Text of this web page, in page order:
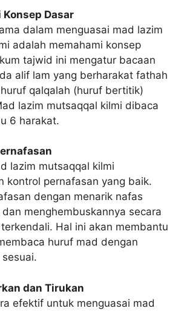
Konsep Dasar
dalam menguasai mad lazim
adalah memahami konsep
tajwid ini mengatur bacaan
alif lam yang berharakat fathah
qalqalah (huruf bertitik)
lazim mutsaqqal kilmi dibaca
6 harakat.
lazim mutsaqqal kilmi
kontrol pernafasan yang baik.
dengan menarik nafas
menghembuskannya secara
Hal ini akan membantu
huruf mad dengan
dan Tirukan
efektif untuk menguasai mad